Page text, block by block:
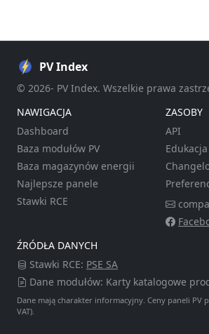
PV Index
© 2026- PV Index. Wszelkie prawa
NAWIGACJA
Dashboard
Baza modułów PV
Baza magazynów energii
Najlepsze panele
Stawki RCE
ZASOBY
API
Edukacja
ŹRÓDŁA DANYCH
Stawki RCE: PSE SA
Dane modułów: Karty katalogowe
Dane mają charakter informacyjny. Ceny paneli PV
VAT).